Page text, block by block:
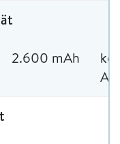
2.600 mAh